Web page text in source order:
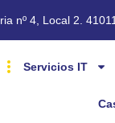
nº 4, Local 2.
Servicios IT